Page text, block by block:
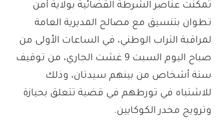
تمكنت عناصر الشرطة القضائية بولاية أمن
تطوان بتنسيق مع مصالح المديرية العامة
لمراقبة التراب الوطني، في الساعات الأولى من
صباح اليوم السبت 9 غشت الجاري، من توقيف
ستة أشخاص من بينهم سيدتان، وذلك
للاشتباه في تورطهم في قضية تتعلق بحيازة
وترويج مخدر الكوكايين.